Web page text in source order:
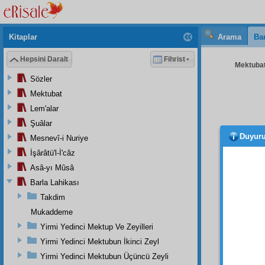
Arama
Kitaplar
Hepsini Daralt Fihrist
Sözler
Mektubat
Lem'alar
Şuâlar
Mesnevî-i Nuriye
İşârâtü'l-İ'câz
Asâ-yı Mûsâ
Barla Lahikası
Takdim
Mukaddeme
Yirmi Yedinci Mektup Ve Zeyilleri
Yirmi Yedinci Mektubun İkinci Zeyl
Yirmi Yedinci Mektubun Üçüncü Zeyli
Duyuru